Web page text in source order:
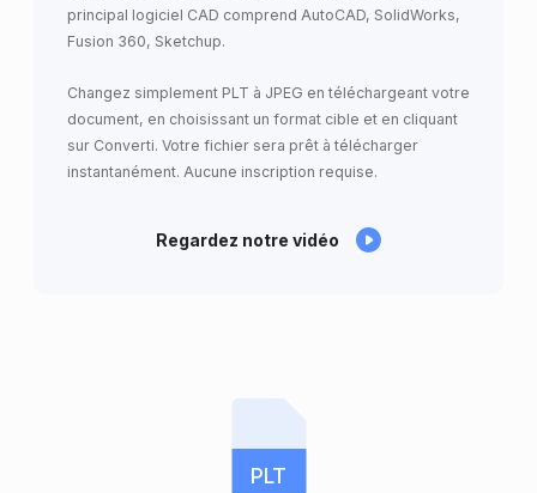
principal logiciel CAD comprend AutoCAD, SolidWorks,
Fusion 360, Sketchup.
Changez simplement PLT à JPEG en téléchargeant votre
document, en choisissant un format cible et en cliquant
sur Converti. Votre fichier sera prêt à télécharger
instantanément. Aucune inscription requise.
Regardez notre vidéo
PLT